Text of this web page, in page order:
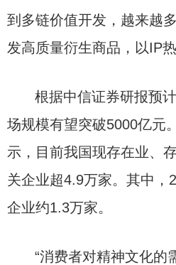
到多链价值开发，越来越
发高质量衍生商品，以IP
根据中信证券研报预
场规模有望突破5000亿元
示，目前我国现存在业、
关企业超4.9万家。其中，
企业约1.3万家。
“消费者对精神文化的